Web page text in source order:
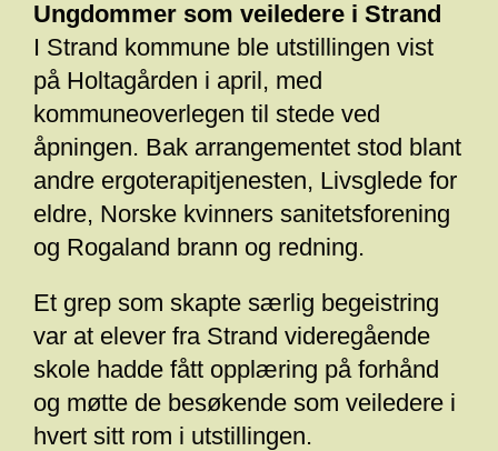
Ungdommer som veiledere i Strand
I Strand kommune ble utstillingen vist
på Holtagården i april, med
kommuneoverlegen til stede ved
åpningen. Bak arrangementet stod blant
andre ergoterapitjenesten, Livsglede for
eldre, Norske kvinners sanitetsforening
og Rogaland brann og redning.
Et grep som skapte særlig begeistring
var at elever fra Strand videregående
skole hadde fått opplæring på forhånd
og møtte de besøkende som veiledere i
hvert sitt rom i utstillingen.